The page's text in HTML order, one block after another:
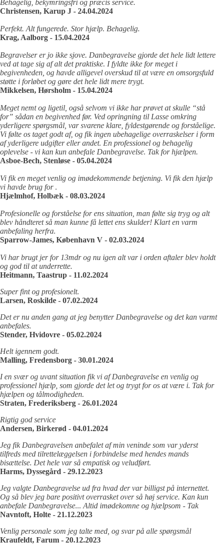
Behagelig, bekymringsfri og præcis service.
Christensen, Karup J - 24.04.2024
Perfekt. Alt fungerede. Stor hjælp. Behagelig.
Krag, Aalborg - 15.04.2024
Begravelser er jo ikke sjove. Danbegravelse gjorde det hele lidt lettere
ved at tage sig af alt det praktiske. I fyldte ikke for meget i
begivenheden, og havde alligevel overskud til at være en omsorgsfuld
støtte i forløbet og gøre det hele lidt mere trygt.
Mikkelsen, Hørsholm - 15.04.2024
Meget nemt og ligetil, også selvom vi ikke har prøvet at skulle “stå
for” sådan en begivenhed før. Ved opringning til Lasse omkring
yderligere spørgsmål, var svarene klare, fyldestgørende og forståelige.
Vi følte os taget godt af, og fik ingen ubehagelige overraskelser i form
af yderligere udgifter eller andet. En professionel og behagelig
oplevelse - vi kan kun anbefale Danbegravelse. Tak for hjælpen.
Asboe-Bech, Stenløse - 05.04.2024
Vi fik en meget venlig og imødekommende betjening. Vi fik den hjælp
vi havde brug for .
Hjælmhof, Holbæk - 08.03.2024
Profesionelle og forståelse for ens situation, man følte sig tryg og alt
blev håndteret så man kunne få lettet ens skulder! Klart en varm
anbefaling herfra.
Sparrow-James, København V - 02.03.2024
Vi har brugt jer for 13mdr og nu igen alt var i orden aftaler blev holdt
og god til at underrette.
Heitmann, Taastrup - 11.02.2024
Super fint og profesionelt.
Larsen, Roskilde - 07.02.2024
Det er nu anden gang at jeg benytter Danbegravelse og det kan varmt
anbefales.
Stender, Hvidovre - 05.02.2024
Helt igennem godt.
Malling, Fredensborg - 30.01.2024
I en svær og uvant situation fik vi af Danbegravelse en venlig og
professionel hjælp, som gjorde det let og trygt for os at være i. Tak for
hjælpen og tålmodigheden.
Straten, Frederiksberg - 26.01.2024
Rigtig god service
Andersen, Birkerød - 04.01.2024
Jeg fik Danbegravelsen anbefalet af min veninde som var yderst
tilfreds med tilrettelæggelsen i forbindelse med hendes mands
bisættelse. Det hele var så empatisk og veludført.
Harms, Dyssegård - 29.12.2023
Jeg valgte Danbegravelse ud fra hvad der var billigst på internettet.
Og så blev jeg bare positivt overrasket over så høj service. Kan kun
anbefale Danbegravelse... Altid imødekomne og hjælpsom - Tak
Navntoft, Holte - 21.12.2023
Venlig personale som jeg talte med, og svar på alle spørgsmål
Kraufeldt, Farum - 20.12.2023